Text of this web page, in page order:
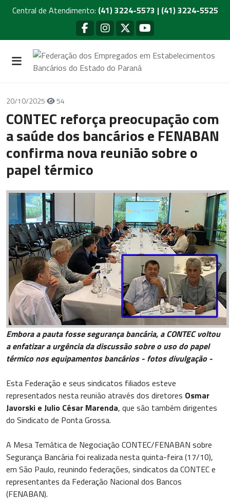
Central de Atendimento: (41) 3224-5573 | (41) 3224-5525
20/10/2025 54
CONTEC reforça preocupação com
a saúde dos bancários e FENABAN
confirma nova reunião sobre o
papel térmico
Embora a pauta fosse segurança bancária, a CONTEC voltou
a enfatizar a urgência da discussão sobre o uso do papel
térmico nos equipamentos bancários - fotos divulgação -
Esta Federação e seus sindicatos filiados esteve
representados nesta reunião através dos diretores Osmar
Javorski e Julio César Marenda, que são também dirigentes
do Sindicato de Ponta Grossa.
A Mesa Temática de Negociação CONTEC/FENABAN sobre
Segurança Bancária foi realizada nesta quinta-feira (17/10),
em São Paulo, reunindo federações, sindicatos da CONTEC e
representantes da Federação Nacional dos Bancos
(FENABAN).